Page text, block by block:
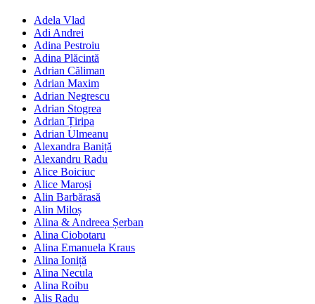
Adela Vlad
Adi Andrei
Adina Pestroiu
Adina Plăcintă
Adrian Căliman
Adrian Maxim
Adrian Negrescu
Adrian Stogrea
Adrian Țiripa
Adrian Ulmeanu
Alexandra Baniță
Alexandru Radu
Alice Boiciuc
Alice Maroși
Alin Barbărasă
Alin Miloș
Alina & Andreea Șerban
Alina Ciobotaru
Alina Emanuela Kraus
Alina Ioniță
Alina Necula
Alina Roibu
Alis Radu